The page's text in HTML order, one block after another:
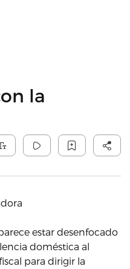
la
estar desenfocado
doméstica al
para dirigir la